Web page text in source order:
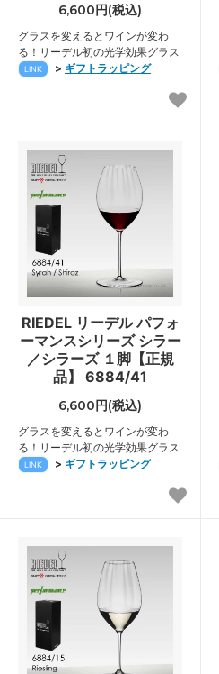
6,600円(税込)
グラスを変えるとワインが変わ
る！リーデル初の光学効果グラス
LINK > ギフトラッピング
RIEDEL リーデル パフォ
ーマンスシリーズ シラー
／シラーズ １脚【正規
品】 6884/41
6,600円(税込)
グラスを変えるとワインが変わ
る！リーデル初の光学効果グラス
LINK > ギフトラッピング